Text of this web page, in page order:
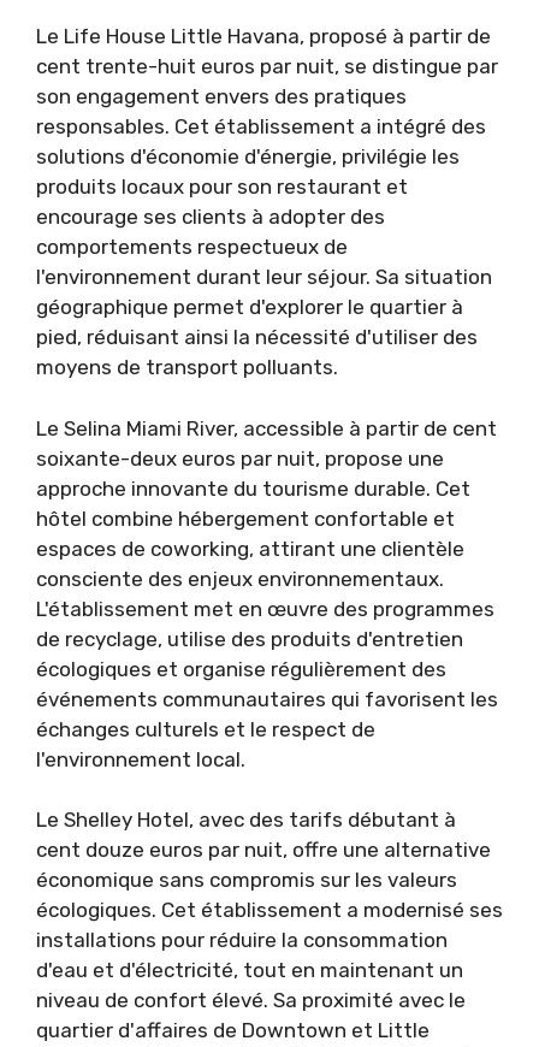
Le Life House Little Havana, proposé à partir de
cent trente-huit euros par nuit, se distingue par
son engagement envers des pratiques
responsables. Cet établissement a intégré des
solutions d'économie d'énergie, privilégie les
produits locaux pour son restaurant et
encourage ses clients à adopter des
comportements respectueux de
l'environnement durant leur séjour. Sa situation
géographique permet d'explorer le quartier à
pied, réduisant ainsi la nécessité d'utiliser des
moyens de transport polluants.
Le Selina Miami River, accessible à partir de cent
soixante-deux euros par nuit, propose une
approche innovante du tourisme durable. Cet
hôtel combine hébergement confortable et
espaces de coworking, attirant une clientèle
consciente des enjeux environnementaux.
L'établissement met en œuvre des programmes
de recyclage, utilise des produits d'entretien
écologiques et organise régulièrement des
événements communautaires qui favorisent les
échanges culturels et le respect de
l'environnement local.
Le Shelley Hotel, avec des tarifs débutant à
cent douze euros par nuit, offre une alternative
économique sans compromis sur les valeurs
écologiques. Cet établissement a modernisé ses
installations pour réduire la consommation
d'eau et d'électricité, tout en maintenant un
niveau de confort élevé. Sa proximité avec le
quartier d'affaires de Downtown et Little